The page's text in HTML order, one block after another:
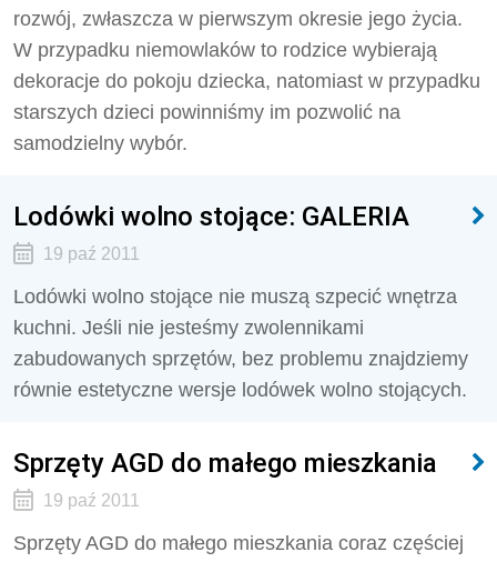
rozwój, zwłaszcza w pierwszym okresie jego życia.
W przypadku niemowlaków to rodzice wybierają
dekoracje do pokoju dziecka, natomiast w przypadku
starszych dzieci powinniśmy im pozwolić na
samodzielny wybór.
Lodówki wolno stojące: GALERIA
19 paź 2011
Lodówki wolno stojące nie muszą szpecić wnętrza
kuchni. Jeśli nie jesteśmy zwolennikami
zabudowanych sprzętów, bez problemu znajdziemy
równie estetyczne wersje lodówek wolno stojących.
Sprzęty AGD do małego mieszkania
19 paź 2011
Sprzęty AGD do małego mieszkania coraz częściej